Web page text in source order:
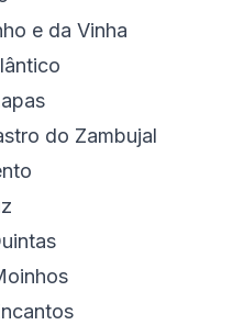
e da Vinha
do Zambujal